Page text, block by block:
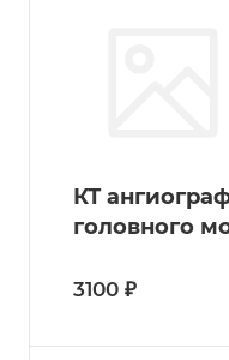
КТ
головного
3100 ₽